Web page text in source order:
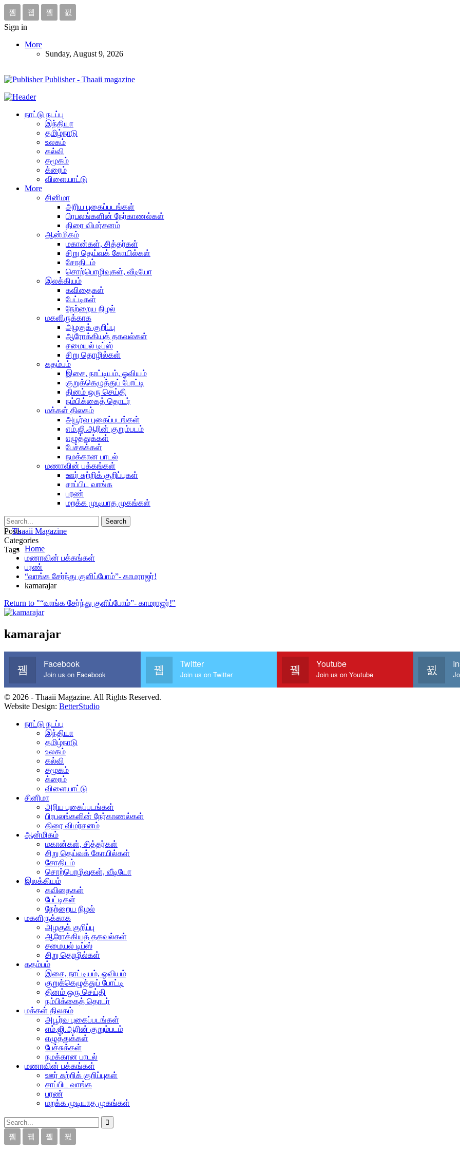
Sign in
More
Sunday, August 9, 2026
Publisher - Thaaii magazine
நாட்டு நடப்பு
இந்தியா
தமிழ்நாடு
உலகம்
கல்வி
சமூகம்
க்ரைம்
விளையாட்டு
More
சினிமா
அரிய புகைப்படங்கள்
பிரபலங்களின் நேர்காணல்கள்
திரை விமர்சனம்
ஆன்மிகம்
மகான்கள், சித்தர்கள்
சிறு தெய்வக் கோயில்கள்
சோதிடம்
சொற்பொழிவுகள், வீடியோ
இலக்கியம்
கவிதைகள்
பேட்டிகள்
நேற்றைய நிழல்
மகளிருக்காக
அழகுக் குறிப்பு
ஆரோக்கியத் தகவல்கள்
சமையல் டிப்ஸ்
சிறு தொழில்கள்
கதம்பம்
இசை, நாட்டியம், ஓவியம்
குறுக்கெழுத்துப் போட்டி
தினம் ஒரு செய்தி
நம்பிக்கைத் தொடர்
மக்கள் திலகம்
அபூர்வ புகைப்படங்கள்
எம்.ஜி.ஆரின் குறும்படம்
எழுத்துக்கள்
பேச்சுக்கள்
நமக்கான பாடல்
மணாவின் பக்கங்கள்
ஊர் சுற்றிக் குறிப்புகள்
சாப்பிட வாங்க
பரண்
மறக்க முடியாத முகங்கள்
Posts
Categories
Tags Home
மணாவின் பக்கங்கள்
பரண்
“வாங்க சேர்ந்து குளிப்போம்”- காமராஜர்!
kamarajar
Return to "“வாங்க சேர்ந்து குளிப்போம்”- காமராஜர்!"
kamarajar
Facebook
Join us on Facebook
Twitter
Join us on Twitter
Youtube
Join us on Youtube
© 2026 - Thaaii Magazine. All Rights Reserved.
Website Design: BetterStudio
நாட்டு நடப்பு
இந்தியா
தமிழ்நாடு
உலகம்
கல்வி
சமூகம்
க்ரைம்
விளையாட்டு
சினிமா
அரிய புகைப்படங்கள்
பிரபலங்களின் நேர்காணல்கள்
திரை விமர்சனம்
ஆன்மிகம்
மகான்கள், சித்தர்கள்
சிறு தெய்வக் கோயில்கள்
சோதிடம்
சொற்பொழிவுகள், வீடியோ
இலக்கியம்
கவிதைகள்
பேட்டிகள்
நேற்றைய நிழல்
மகளிருக்காக
அழகுக் குறிப்பு
ஆரோக்கியத் தகவல்கள்
சமையல் டிப்ஸ்
சிறு தொழில்கள்
கதம்பம்
இசை, நாட்டியம், ஓவியம்
குறுக்கெழுத்துப் போட்டி
தினம் ஒரு செய்தி
நம்பிக்கைத் தொடர்
மக்கள் திலகம்
அபூர்வ புகைப்படங்கள்
எம்.ஜி.ஆரின் குறும்படம்
எழுத்துக்கள்
பேச்சுக்கள்
நமக்கான பாடல்
மணாவின் பக்கங்கள்
ஊர் சுற்றிக் குறிப்புகள்
சாப்பிட வாங்க
பரண்
மறக்க முடியாத முகங்கள்